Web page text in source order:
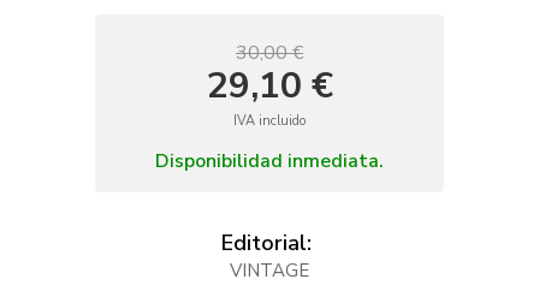
30,00 €
29,10 €
IVA incluido
Disponibilidad inmediata.
Editorial:
VINTAGE